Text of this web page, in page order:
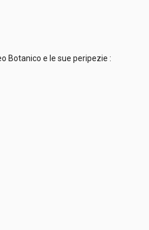
Botanico e le sue peripezie :